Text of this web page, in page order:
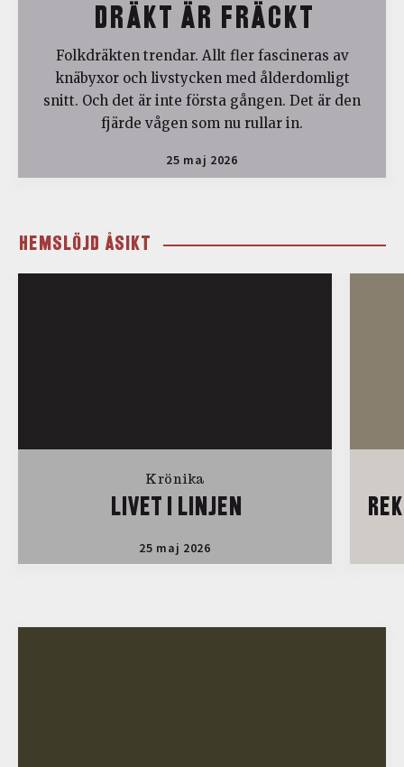
DRÄKT ÄR FRÄCKT
Folkdräkten trendar. Allt fler fascineras av
knäbyxor och livstycken med ålderdomligt
snitt. Och det är inte första gången. Det är den
fjärde vågen som nu rullar in.
25 maj 2026
HEMSLÖJD ÅSIKT
Krönika
LIVET I LINJEN
25 maj 2026